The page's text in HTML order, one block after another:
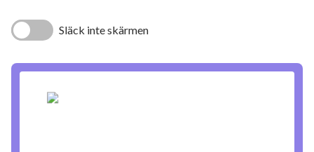
Släck inte skärmen